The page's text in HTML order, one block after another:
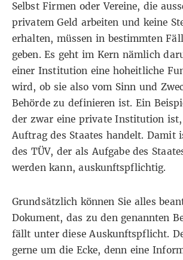
Selbst Firmen oder Vereine, die
privatem Geld arbeiten und keine
erhalten, müssen in bestimmten
geben. Es geht im Kern nämlich
einer Institution eine hoheitliche
wird, ob sie also vom Sinn und
Behörde zu definieren ist. Ein
der zwar eine private Institution
Auftrag des Staates handelt. Damit
des TÜV, der als Aufgabe des
werden kann, auskunftspflichtig.
Grundsätzlich können Sie alles
Dokument, das zu den genannten
fällt unter diese Auskunftspflicht.
gerne um die Ecke, denn eine